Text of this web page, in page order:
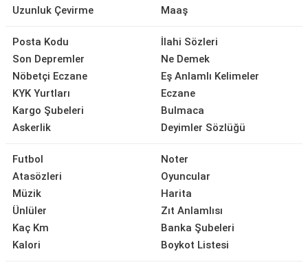
Uzunluk Çevirme
Maaş
Posta Kodu
Son Depremler
Nöbetçi Eczane
KYK Yurtları
Kargo Şubeleri
Askerlik
İlahi Sözleri
Ne Demek
Eş Anlamlı Kelimeler
Eczane
Bulmaca
Deyimler Sözlüğü
Futbol
Atasözleri
Müzik
Ünlüler
Kaç Km
Kalori
Noter
Oyuncular
Harita
Zıt Anlamlısı
Banka Şubeleri
Boykot Listesi